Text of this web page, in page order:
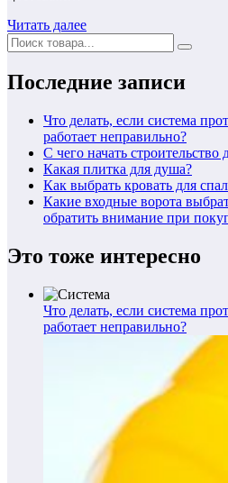
Читать далее
Последние записи
Что делать, если система
работает неправильно?
С чего начать строительство
Какая плитка для душа?
Как выбрать кровать для
Какие входные ворота
обратить внимание при
Это тоже интересно
Что делать, если система
работает неправильно?